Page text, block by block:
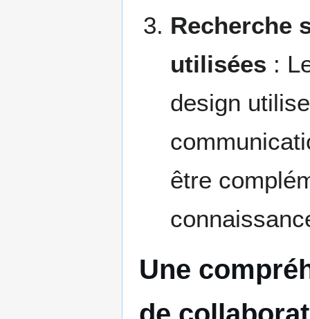
Recherche
utilisées :
design
être
Une